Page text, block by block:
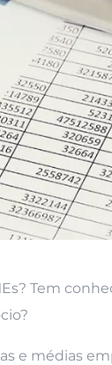
Tem
e médias